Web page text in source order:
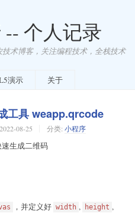
个人记录
术博客，关注编程技术，全栈技术
演示 关于
工具 weapp.qrcode
2022-08-25 分类: 小程序
速生成二维码
，并定义好 width , height ,